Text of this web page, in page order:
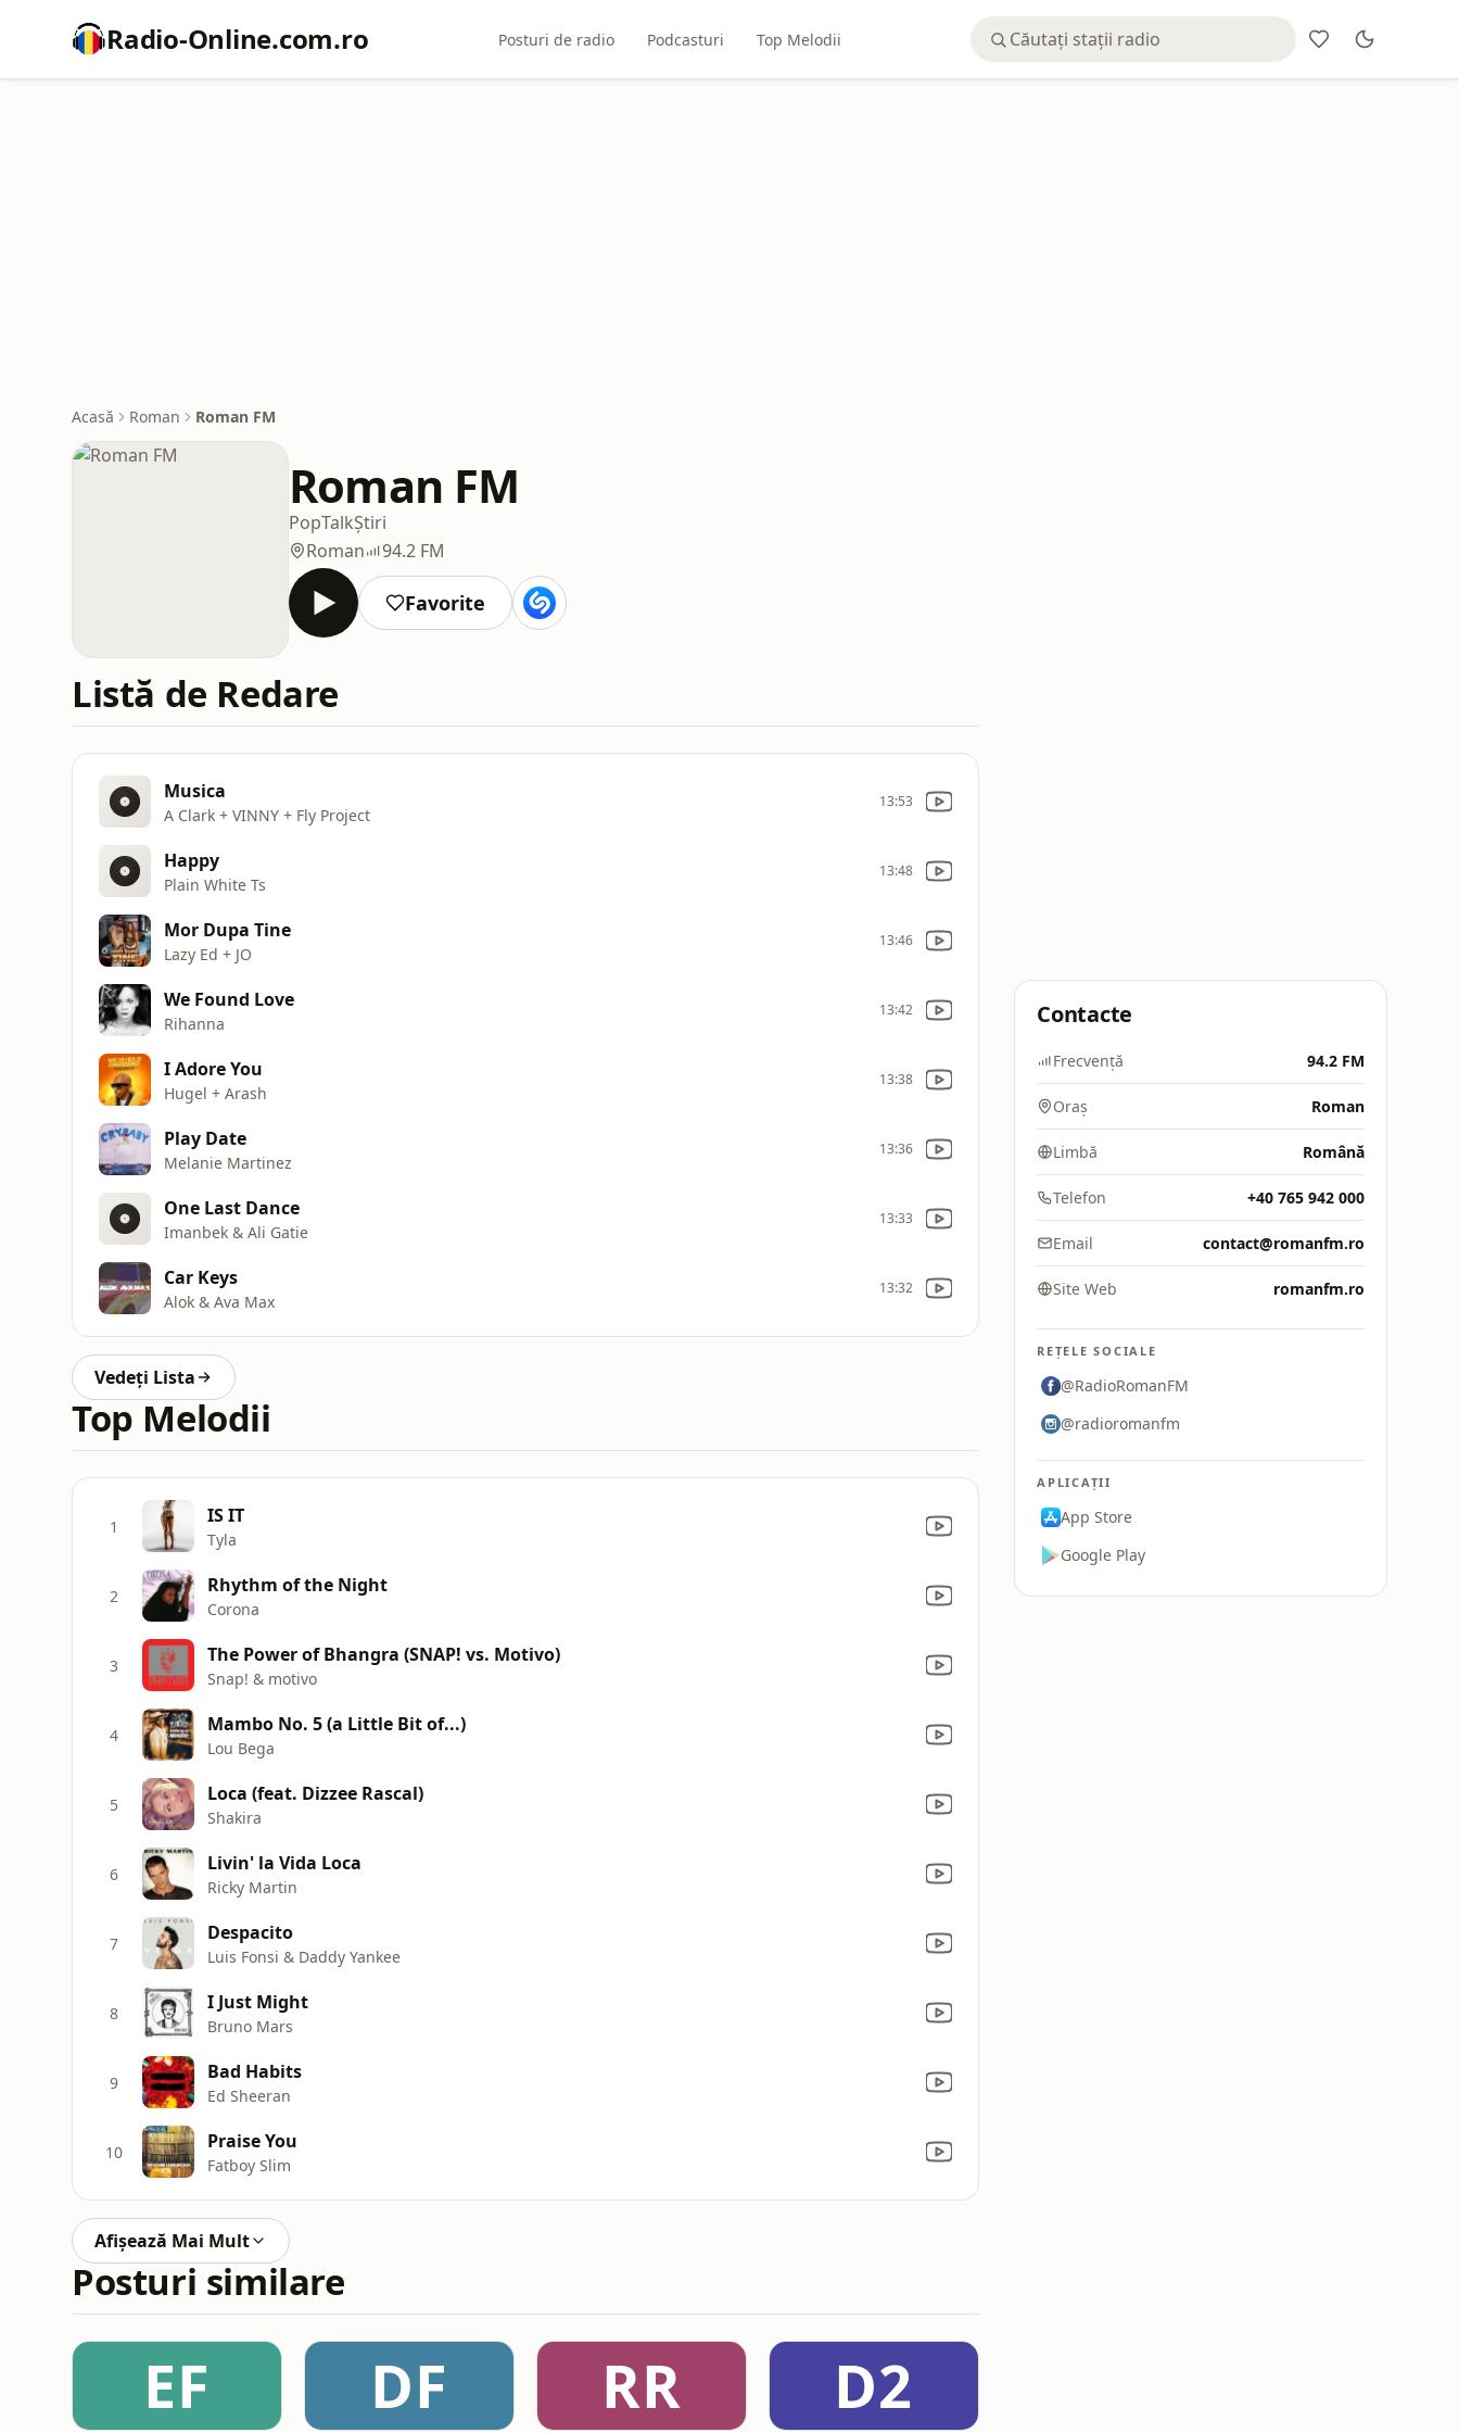
Radio-Online.com.ro Posturi de radio Podcasturi Top Melodii
Acasă Roman Roman FM
Roman FM
PopTalkȘtiri
Roman
94.2 FM
Favorite
Listă de Redare
Musica
A Clark + VINNY + Fly Project
13:53
Happy
Plain White Ts
13:48
Mor Dupa Tine
Lazy Ed + JO
13:46
We Found Love
Rihanna
13:42
I Adore You
Hugel + Arash
13:38
Play Date
Melanie Martinez
13:36
One Last Dance
Imanbek & Ali Gatie
13:33
Car Keys
Alok & Ava Max
13:32
Vedeți Lista
Top Melodii
1 IS IT
Tyla
2 Rhythm of the Night
Corona
3 The Power of Bhangra (SNAP! vs. Motivo)
Snap! & motivo
4 Mambo No. 5 (a Little Bit of...)
Lou Bega
5 Loca (feat. Dizzee Rascal)
Shakira
6 Livin' la Vida Loca
Ricky Martin
7 Despacito
Luis Fonsi & Daddy Yankee
8 I Just Might
Bruno Mars
9 Bad Habits
Ed Sheeran
10 Praise You
Fatboy Slim
Afișează Mai Mult
Posturi similare
EF DF RR D2
Contacte
Frecvență 94.2 FM
Oraș Roman
Limbă Română
Telefon +40 765 942 000
Email contact@romanfm.ro
Site Web romanfm.ro
REȚELE SOCIALE
@RadioRomanFM
@radioromanfm
APLICAȚII
App Store
Google Play